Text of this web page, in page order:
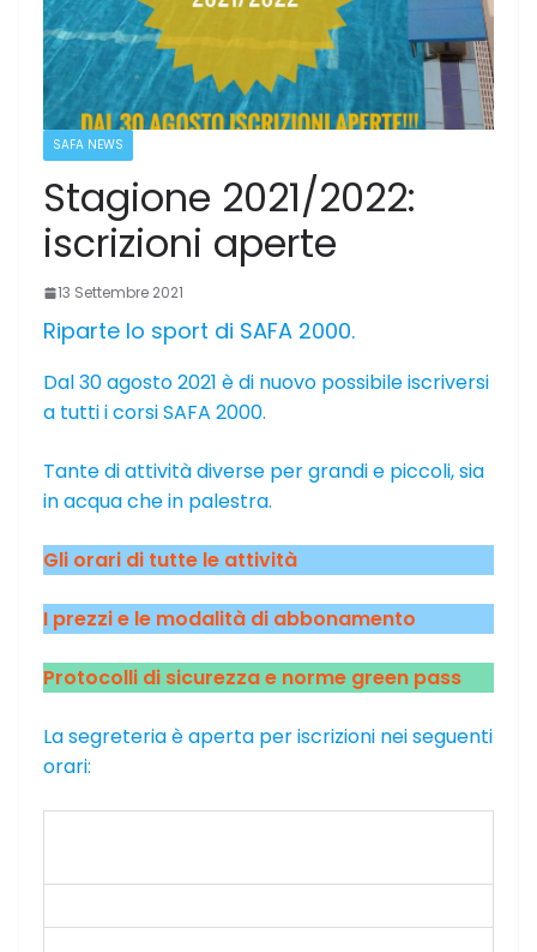
SAFA NEWS
Stagione 2021/2022:
iscrizioni aperte
13 Settembre 2021
Riparte lo sport di SAFA 2000.
Dal 30 agosto 2021 è di nuovo possibile iscriversi
a tutti i corsi SAFA 2000.
Tante di attività diverse per grandi e piccoli, sia
in acqua che in palestra.
Gli orari di tutte le attività
I prezzi e le modalità di abbonamento
Protocolli di sicurezza e norme green pass
La segreteria è aperta per iscrizioni nei seguenti
orari: